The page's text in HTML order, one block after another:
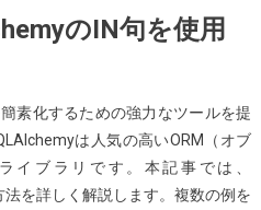
3
け
る
SQLAlchemy
の
のIN句を使用
素化するための強力なツールを提
は人気の高いORM（オブ
イブラリです。本記事では、
を詳しく解説します。複数の例を